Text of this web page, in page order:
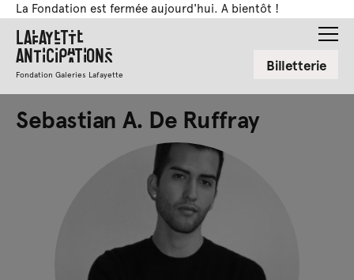
La Fondation est fermée aujourd'hui. A bientôt !
Lafayette
Anticipations
Fondation Galeries Lafayette Billetterie
Sebastian A. De Ruffray